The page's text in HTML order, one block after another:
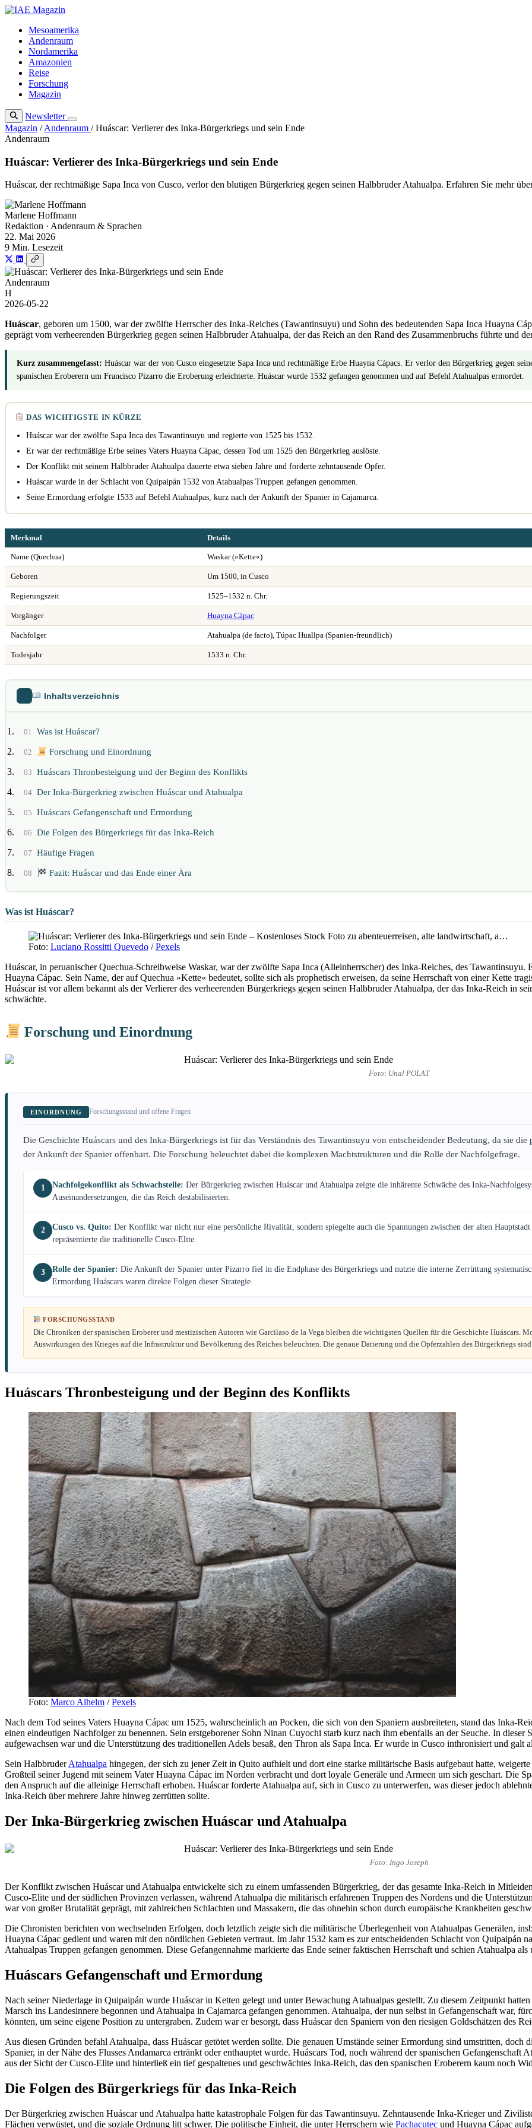
Zum
springenMesoamerika
Andenraum
Nordamerika
Amazonien
Reise
Forschung
Magazin
Newsletter
Magazin / Andenraum / Huáscar: Verlierer des Inka-Bürgerkriegs und sein Ende
Andenraum
Huáscar: Verlierer des Inka-Bürgerkriegs und sein Ende
Huáscar, der rechtmäßige Sapa Inca von Cusco, verlor den blutigen Bürgerkrieg gegen seinen Halbbruder Atahualpa. Erfahren Sie mehr
Marlene Hoffmann
Redaktion · Andenraum & Sprachen
22. Mai 2026
9 Min. Lesezeit
Andenraum
H
2026-05-22
Huáscar, geboren um 1500, war der zwölfte Herrscher des Inka-Reiches (Tawantinsuyu) und Sohn des bedeutenden Sapa Inca Huayna
geprägt vom verheerenden Bürgerkrieg gegen seinen Halbbruder Atahualpa, der das Reich an den Rand des Zusammenbruchs führte und
Kurz zusammengefasst: Huáscar war der von Cusco eingesetzte Sapa Inca und rechtmäßige Erbe Huayna Cápacs. Er verlor den Bürgerkrieg gegen
spanischen Eroberern um Francisco Pizarro die Eroberung erleichterte. Huáscar wurde 1532 gefangen genommen und auf Befehl Atahualpas ermordet.
DAS WICHTIGSTE IN KÜRZE
Huáscar war der zwölfte Sapa Inca des Tawantinsuyu und regierte von 1525 bis 1532.
Er war der rechtmäßige Erbe seines Vaters Huayna Cápac, dessen Tod um 1525 den Bürgerkrieg auslöste.
Der Konflikt mit seinem Halbbruder Atahualpa dauerte etwa sieben Jahre und forderte zehntausende Opfer.
Huáscar wurde in der Schlacht von Quipaipán 1532 von Atahualpas Truppen gefangen genommen.
Seine Ermordung erfolgte 1533 auf Befehl Atahualpas, kurz nach der Ankunft der Spanier in Cajamarca.
Merkmal Details
Name (Quechua) Waskar (»Kette«)
Geboren Um 1500, in Cusco
Regierungszeit 1525–1532 n. Chr.
Vorgänger Huayna Cápac
Nachfolger Atahualpa (de facto), Túpac Huallpa (Spanien-freundlich)
Todesjahr 1533 n. Chr.
Inhaltsverzeichnis
01 Was ist Huáscar?
02 Forschung und Einordnung
03 Huáscars Thronbesteigung und der Beginn des Konflikts
04 Der Inka-Bürgerkrieg zwischen Huáscar und Atahualpa
05 Huáscars Gefangenschaft und Ermordung
06 Die Folgen des Bürgerkriegs für das Inka-Reich
07 Häufige Fragen
08 Fazit: Huáscar und das Ende einer Ära
Was ist Huáscar?
Foto: Luciano Rossitti Quevedo /Pexels
Huáscar, in peruanischer Quechua-Schreibweise Waskar, war der zwölfte Sapa Inca (Alleinherrscher) des Inka-Reiches, des
Huayna Cápac. Sein Name, der auf Quechua »Kette« bedeutet, sollte sich als prophetisch erweisen, da seine Herrschaft von einer Kette
Huáscar ist vor allem bekannt als der Verlierer des verheerenden Bürgerkriegs gegen seinen Halbbruder Atahualpa, der das Inka-Reich in
schwächte.
Forschung und Einordnung
Foto: Unal POLAT
EINORDNUNG Forschungsstand und offene Fragen
Die Geschichte Huáscars und des Inka-Bürgerkriegs ist für das Verständnis des Tawantinsuyu von entscheidender Bedeutung, da sie
der Ankunft der Spanier offenbart. Die Forschung beleuchtet dabei die komplexen Machtstrukturen und die Rolle der Nachfolgefrage.
1 Nachfolgekonflikt als Schwachstelle: Der Bürgerkrieg zwischen Huáscar und Atahualpa zeigte die inhärente Schwäche des Inka-
Auseinandersetzungen, die das Reich destabilisierten.
2 Cusco vs. Quito: Der Konflikt war nicht nur eine persönliche Rivalität, sondern spiegelte auch die Spannungen zwischen der alten
repräsentierte die traditionelle Cusco-Elite.
3 Rolle der Spanier: Die Ankunft der Spanier unter Pizarro fiel in die Endphase des Bürgerkriegs und nutzte die interne Zerrüttung
Ermordung Huáscars waren direkte Folgen dieser Strategie.
FORSCHUNGSSTAND
Die Chroniken der spanischen Eroberer und mestizischen Autoren wie Garcilaso de la Vega bleiben die wichtigsten Quellen für die Geschichte Huáscars.
Auswirkungen des Krieges auf die Infrastruktur und Bevölkerung des Reiches beleuchten. Die genaue Datierung und die Opferzahlen des Bürgerkriegs
Huáscars Thronbesteigung und der Beginn des Konflikts
Foto: Marco Alhelm /Pexels
Nach dem Tod seines Vaters Huayna Cápac um 1525, wahrscheinlich an Pocken, die sich von den Spaniern ausbreiteten, stand das Inka-
einen eindeutigen Nachfolger zu benennen. Sein erstgeborener Sohn Ninan Cuyochi starb kurz nach ihm ebenfalls an der Seuche. In dieser
aufgewachsen war und die Unterstützung des traditionellen Adels besaß, den Thron als Sapa Inca. Er wurde in Cusco inthronisiert und galt
Sein HalbbruderAtahualpa hingegen, der sich zu jener Zeit in Quito aufhielt und dort eine starke militärische Basis aufgebaut hatte,
Großteil seiner Jugend mit seinem Vater Huayna Cápac im Norden verbracht und dort loyale Generäle und Armeen um sich geschart. Die
den Anspruch auf die alleinige Herrschaft erhoben. Huáscar forderte Atahualpa auf, sich in Cusco zu unterwerfen, was dieser jedoch
Inka-Reich über mehrere Jahre hinweg zerrütten sollte.
Der Inka-Bürgerkrieg zwischen Huáscar und Atahualpa
Foto: Ingo Joseph
Der Konflikt zwischen Huáscar und Atahualpa entwickelte sich zu einem umfassenden Bürgerkrieg, der das gesamte Inka-Reich in
Cusco-Elite und der südlichen Provinzen verlassen, während Atahualpa die militärisch erfahrenen Truppen des Nordens und die
war von großer Brutalität geprägt, mit zahlreichen Schlachten und Massakern, die das ohnehin schon durch europäische Krankheiten
Die Chronisten berichten von wechselnden Erfolgen, doch letztlich zeigte sich die militärische Überlegenheit von Atahualpas Generälen,
Huayna Cápac gedient und waren mit den nördlichen Gebieten vertraut. Im Jahr 1532 kam es zur entscheidenden Schlacht von Quipaipán
Atahualpas Truppen gefangen genommen. Diese Gefangennahme markierte das Ende seiner faktischen Herrschaft und schien Atahualpa als
Huáscars Gefangenschaft und Ermordung
Nach seiner Niederlage in Quipaipán wurde Huáscar in Ketten gelegt und unter Bewachung Atahualpas gestellt. Zu diesem Zeitpunkt
Marsch ins Landesinnere begonnen und Atahualpa in Cajamarca gefangen genommen. Atahualpa, der nun selbst in Gefangenschaft war,
könnten, um seine eigene Position zu untergraben. Zudem war er besorgt, dass Huáscar den Spaniern von den riesigen Goldschätzen des
Aus diesen Gründen befahl Atahualpa, dass Huáscar getötet werden sollte. Die genauen Umstände seiner Ermordung sind umstritten,
Spanier, in der Nähe des Flusses Andamarca ertränkt oder enthauptet wurde. Huáscars Tod, noch während der spanischen
aus der Sicht der Cusco-Elite und hinterließ ein tief gespaltenes und geschwächtes Inka-Reich, das den spanischen Eroberern kaum noch
Die Folgen des Bürgerkriegs für das Inka-Reich
Der Bürgerkrieg zwischen Huáscar und Atahualpa hatte katastrophale Folgen für das Tawantinsuyu. Zehntausende Inka-Krieger und
Flächen verwüstet, und die soziale Ordnung litt schwer. Die politische Einheit, die unter Herrschern wie Pachacutec und Huayna Cápac